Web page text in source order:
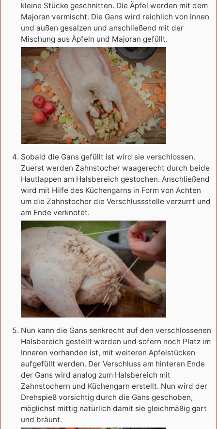
kleine Stücke geschnitten. Die Äpfel werden mit dem
Majoran vermischt. Die Gans wird reichlich von innen
und außen gesalzen und anschließend mit der
Mischung aus Äpfeln und Majoran gefüllt.
Sobald die Gans gefüllt ist wird sie verschlossen.
Zuerst werden Zahnstocher waagerecht durch beide
Hautlappen am Halsbereich gestochen. Anschließend
wird mit Hilfe des Küchengarns in Form von Achten
um die Zahnstocher die Verschlussstelle verzurrt und
am Ende verknotet.
Nun kann die Gans senkrecht auf den verschlossenen
Halsbereich gestellt werden und sofern noch Platz im
Inneren vorhanden ist, mit weiteren Apfelstücken
aufgefüllt werden. Der Verschluss am hinteren Ende
der Gans wird analog zum Halsbereich mit
Zahnstochern und Küchengarn erstellt. Nun wird der
Drehspieß vorsichtig durch die Gans geschoben,
möglichst mittig natürlich damit sie gleichmäßig gart
und bräunt.